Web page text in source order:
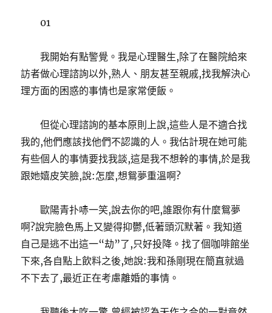
01
我開始有點警覺。我是心理醫生,除了在醫院給來
訪者做心理諮詢以外,熟人、朋友甚至親戚,找我解決心
理方面的困惑的事情也是家常便飯。
但從心理諮詢的基本原則上說,這些人是不適合找
我的,他們應該找他們不認識的人。我估計現在她可能
有些個人的事情要找我談,這是我不想幹的事情,於是我
跟她嬉皮笑臉,說:怎麼,想鴛夢重溫啊?
歐陽青扑哧一笑,說去你的吧,誰跟你有什麼鴛夢
啊?說完臉色馬上又變得抑鬱,低著頭沉默著。我知道
自己是逃不出這一“劫”了,只好投降。找了個咖啡館坐
下來,各自點上飲料之後,她說:我和孫剛現在簡直就過
不下去了,最近正在考慮離婚的事情。